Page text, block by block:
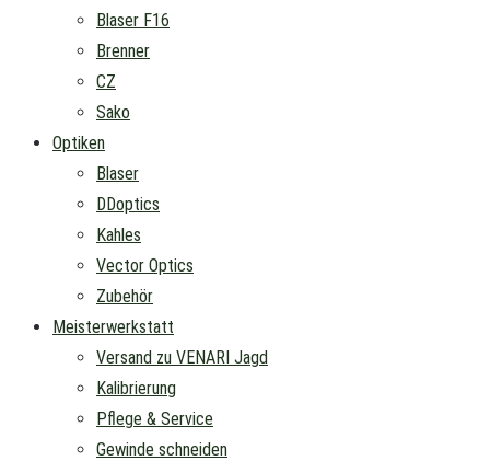
Blaser F16
Brenner
CZ
Sako
Optiken
Blaser
DDoptics
Kahles
Vector Optics
Zubehör
Meisterwerkstatt
Versand zu VENARI Jagd
Kalibrierung
Pflege & Service
Gewinde schneiden